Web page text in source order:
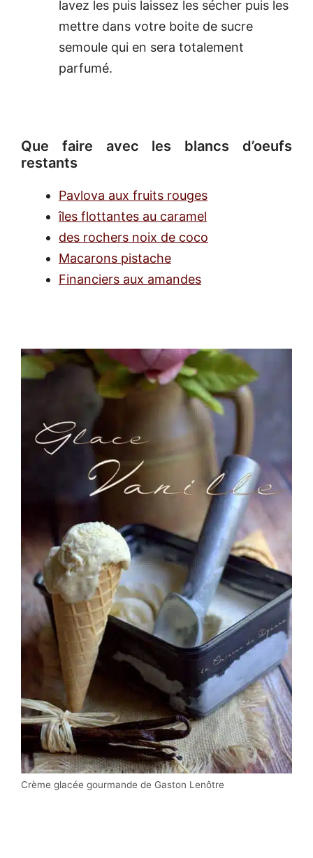
lavez les puis laissez les sécher puis les
mettre dans votre boite de sucre
semoule qui en sera totalement
parfumé.
Que faire avec les blancs d’oeufs
restants
Pavlova aux fruits rouges
îles flottantes au caramel
des rochers noix de coco
Macarons pistache
Financiers aux amandes
Crème glacée gourmande de Gaston Lenôtre